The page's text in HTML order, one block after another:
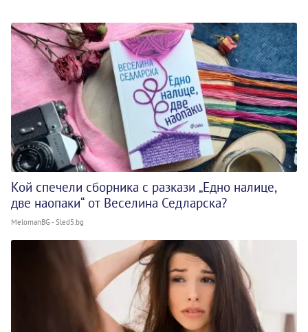
Кой спечели сборника с разкази „Едно налице,
две наопаки“ от Веселина Седларска?
MelomanBG - Sled5.bg